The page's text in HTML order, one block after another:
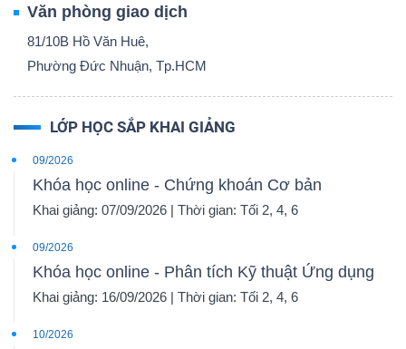
Văn phòng giao dịch
81/10B Hồ Văn Huê,
Phường Đức Nhuận, Tp.HCM
LỚP HỌC SẮP KHAI GIẢNG
09/2026
Khóa học online - Chứng khoán Cơ bản
Khai giảng: 07/09/2026 | Thời gian: Tối 2, 4, 6
09/2026
Khóa học online - Phân tích Kỹ thuật Ứng dụng
Khai giảng: 16/09/2026 | Thời gian: Tối 2, 4, 6
10/2026